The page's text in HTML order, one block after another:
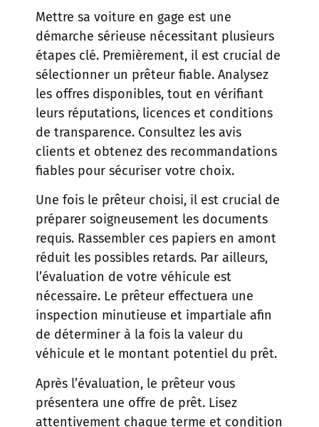
Mettre sa voiture en gage est une
démarche sérieuse nécessitant plusieurs
étapes clé. Premièrement, il est crucial de
sélectionner un prêteur fiable. Analysez
les offres disponibles, tout en vérifiant
leurs réputations, licences et conditions
de transparence. Consultez les avis
clients et obtenez des recommandations
fiables pour sécuriser votre choix.
Une fois le prêteur choisi, il est crucial de
préparer soigneusement les documents
requis. Rassembler ces papiers en amont
réduit les possibles retards. Par ailleurs,
l’évaluation de votre véhicule est
nécessaire. Le prêteur effectuera une
inspection minutieuse et impartiale afin
de déterminer à la fois la valeur du
véhicule et le montant potentiel du prêt.
Après l’évaluation, le prêteur vous
présentera une offre de prêt. Lisez
attentivement chaque terme et condition